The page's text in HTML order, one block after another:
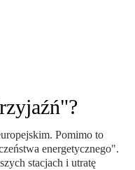
Pomimo to
energetycznego".
stacjach i utratę